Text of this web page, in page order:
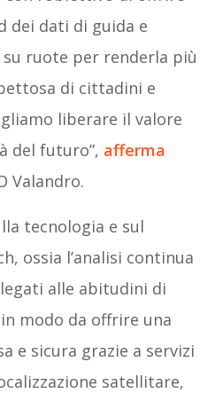
dei dati di guida e
ruote per renderla più
di cittadini e
liberare il valore
del futuro”, afferma
Valandro.
tecnologia e sul
ossia l’analisi continua
alle abitudini di
modo da offrire una
e sicura grazie a servizi
satellitare,